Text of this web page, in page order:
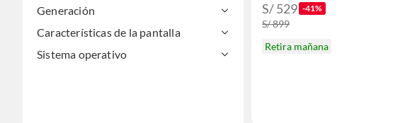
Generación
Características de la pantalla
Sistema operativo
S/ 529 -41%
S/ 899
Retira mañana